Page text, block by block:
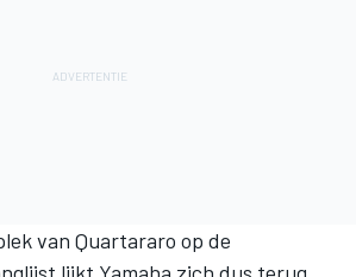
van Quartararo op de